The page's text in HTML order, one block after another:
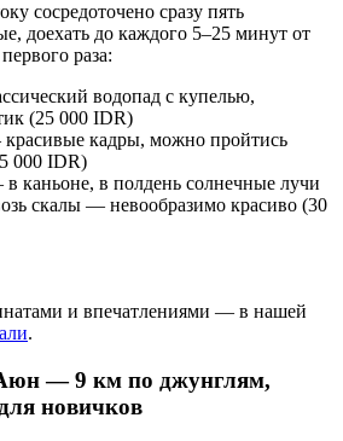
сосредоточено сразу пять
доехать до каждого 5–25 минут от
раза:
водопад с купелью,
(25 000 IDR)
кадры, можно пройтись
000 IDR)
каньоне, в полдень солнечные лучи
скалы — невообразимо красиво (30
и впечатлениями — в нашей
.
— 9 км по джунглям,
новичков